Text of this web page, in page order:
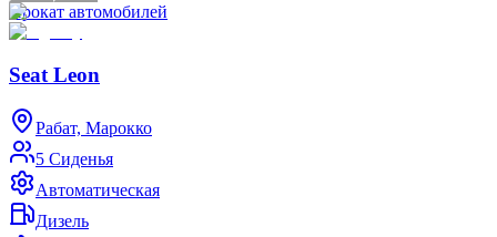
Прокат автомобилей
Seat Leon
Рабат, Марокко
5 Сиденья
Автоматическая
Дизель